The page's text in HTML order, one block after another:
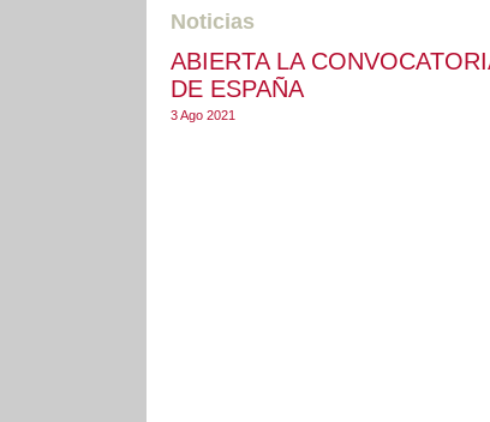
Noticias
ABIERTA LA
DE ESPAÑA
3 Ago 2021